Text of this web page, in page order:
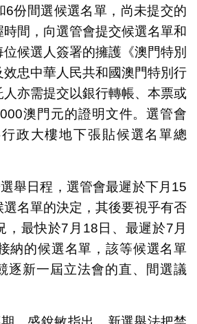
6份間選候選名單，尚未提交的
間，向選管會提交候選名單和
候選人簽署的擁護《澳門特別
忠中華人民共和國澳門特別行
亦需提交以銀行轉帳、本票或
澳門元的證明文件。選管會
政大樓地下張貼候選名單總
舉日程，選管會最遲於下月15
選名單的決定，其後要視乎有否
，最快於7月18日、最遲於7月
納的候選名單，該等候選名單
逐新一屆立法會的直、間選議